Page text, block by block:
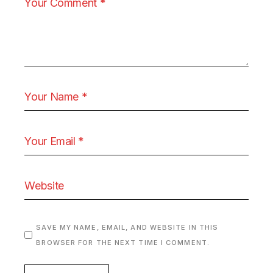
SAVE MY NAME, EMAIL, AND WEBSITE IN THIS
BROWSER FOR THE NEXT TIME I COMMENT.